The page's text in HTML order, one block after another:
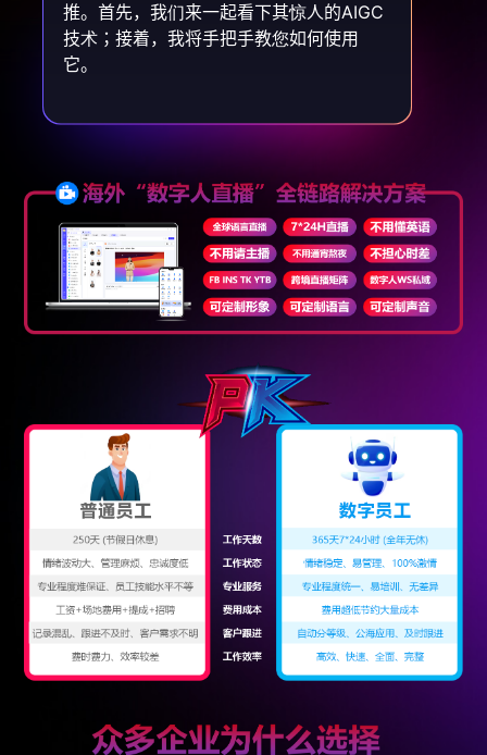
推。首先，我们来一起看下其惊人的AIGC
技术；接着，我将手把手教您如何使用
它。